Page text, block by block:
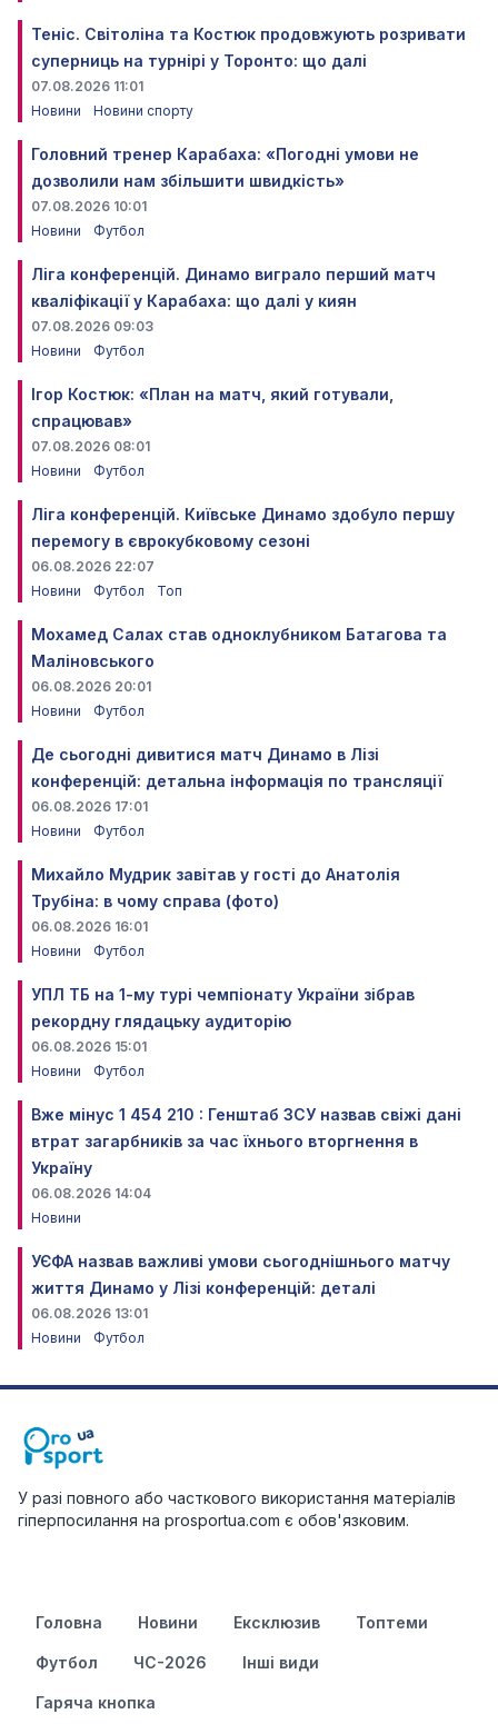
Теніс. Світоліна та Костюк продовжують розривати
суперниць на турнірі у Торонто: що далі
07.08.2026 11:01
Новини
Новини спорту
Головний тренер Карабаха: «Погодні умови не
дозволили нам збільшити швидкість»
07.08.2026 10:01
Новини
Футбол
Ліга конференцій. Динамо виграло перший матч
кваліфікації у Карабаха: що далі у киян
07.08.2026 09:03
Новини
Футбол
Ігор Костюк: «План на матч, який готували,
спрацював»
07.08.2026 08:01
Новини
Футбол
Ліга конференцій. Київське Динамо здобуло першу
перемогу в єврокубковому сезоні
06.08.2026 22:07
Новини
Футбол Топ
Мохамед Салах став одноклубником Батагова та
Маліновського
06.08.2026 20:01
Новини
Футбол
Де сьогодні дивитися матч Динамо в Лізі
конференцій: детальна інформація по трансляції
06.08.2026 17:01
Новини
Футбол
Михайло Мудрик завітав у гості до Анатолія
Трубіна: в чому справа (фото)
06.08.2026 16:01
Новини
Футбол
УПЛ ТБ на 1-му турі чемпіонату України зібрав
рекордну глядацьку аудиторію
06.08.2026 15:01
Новини
Футбол
Вже мінус 1 454 210 : Генштаб ЗСУ назвав свіжі дані
втрат загарбників за час їхнього вторгнення в
Україну
06.08.2026 14:04
Новини
УЄФА назвав важливі умови сьогоднішнього матчу
життя Динамо у Лізі конференцій: деталі
06.08.2026 13:01
Новини
Футбол
У разі повного або часткового використання матеріалів
гіперпосилання на prosportua.com є обов'язковим.
Головна Новини Ексклюзив Топтеми
Футбол ЧС-2026 Інші види
Гаряча кнопка